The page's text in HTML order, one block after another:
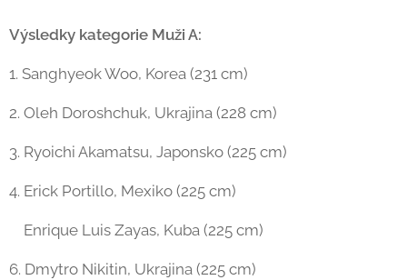
Výsledky kategorie Muži A:
1. Sanghyeok Woo, Korea (231 cm)
2. Oleh Doroshchuk, Ukrajina (228 cm)
3. Ryoichi Akamatsu, Japonsko (225 cm)
4. Erick Portillo, Mexiko (225 cm)
Enrique Luis Zayas, Kuba (225 cm)
6. Dmytro Nikitin, Ukrajina (225 cm)